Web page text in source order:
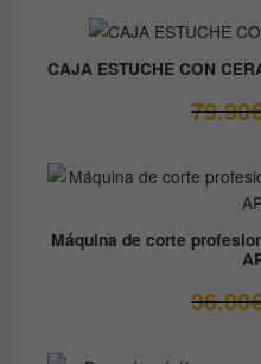
CAJA ESTUCHE CON
79.90
Máquina de corte
36.00